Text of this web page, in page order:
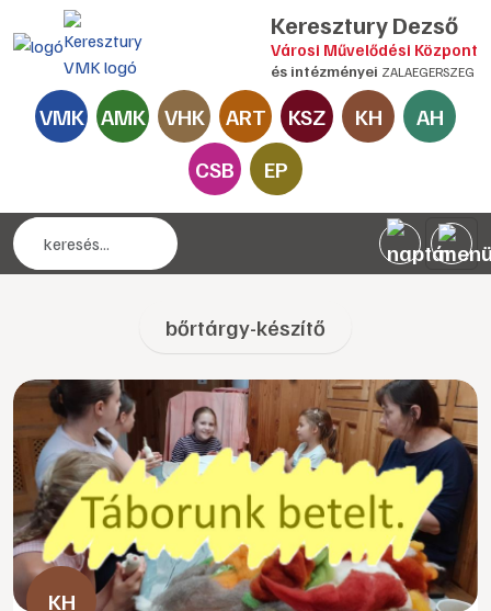
Keresztury Dezső
Városi Művelődési Központ
és intézményei ZALAEGERSZEG
VMK AMK VHK ART KSZ KH
AH
CSB
EP
bőrtárgy-készítő